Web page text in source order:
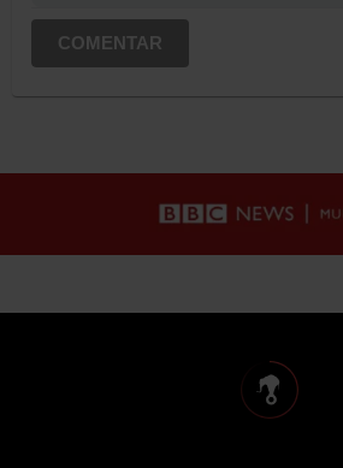
COMENTAR